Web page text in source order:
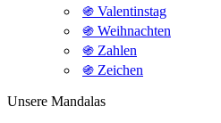
֍ Valentinstag
֍ Weihnachten
֍ Zahlen
֍ Zeichen
Unsere Mandalas